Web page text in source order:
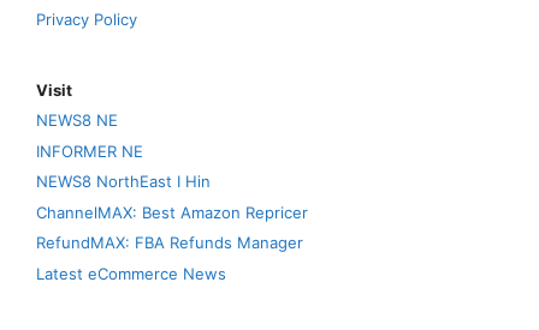
Privacy Policy
Visit
NEWS8 NE
INFORMER NE
NEWS8 NorthEast I Hin
ChannelMAX: Best Amazon Repricer
RefundMAX: FBA Refunds Manager
Latest eCommerce News